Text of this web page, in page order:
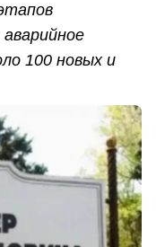
100 новых и